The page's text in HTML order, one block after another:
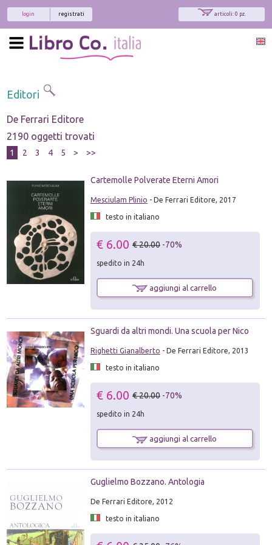
articoli: 0 pz.
registrati
login
Editori
De Ferrari Editore
2190 oggetti trovati
1 2 3 4 5 > >>
Cartemolle Polverate Eterni Amori
Mesciulam Plinio - De Ferrari Editore, 2017
testo in italiano
€ 6.00 € 20.00 -70%
spedito in 24h
aggiungi al carrello
Sguardi da altri mondi. Una scuola per Nico
Righetti Gianalberto - De Ferrari Editore, 2013
testo in italiano
€ 6.00 € 20.00 -70%
spedito in 24h
aggiungi al carrello
Guglielmo Bozzano. Antologia
De Ferrari Editore, 2012
testo in italiano